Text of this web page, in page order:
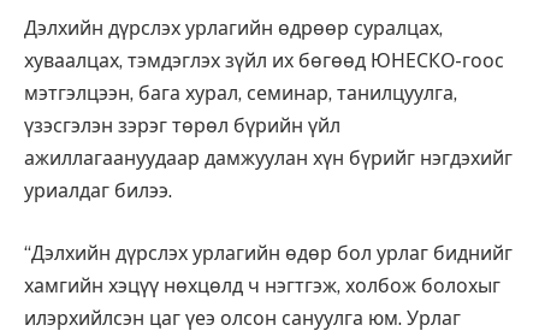
Дэлхийн дүрслэх урлагийн өдрөөр суралцах,
хуваалцах, тэмдэглэх зүйл их бөгөөд ЮНЕСКО-гоос
мэтгэлцээн, бага хурал, семинар, танилцуулга,
үзэсгэлэн зэрэг төрөл бүрийн үйл
ажиллагаануудаар дамжуулан хүн бүрийг нэгдэхийг
уриалдаг билээ.
“Дэлхийн дүрслэх урлагийн өдөр бол урлаг биднийг
хамгийн хэцүү нөхцөлд ч нэгтгэж, холбож болохыг
илэрхийлсэн цаг үеэ олсон сануулга юм. Урлаг